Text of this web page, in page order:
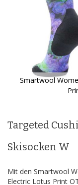
Smartwool
der
Bildergalerie
springen
Targeted
Skisocken W
Mit den Smartwool
Electric Lotus Print